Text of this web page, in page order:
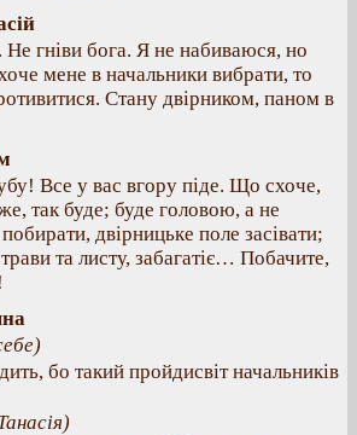
Не гніви бога. Я не набиваюся, но
мене в начальники вибрати, то
Стану двірником, паном в
Все у вас вгору піде. Що схоче,
так буде; буде головою, а не
двірницьке поле засівати;
та листу, забагатіє… Побачите,
бо такий пройдисвіт начальників